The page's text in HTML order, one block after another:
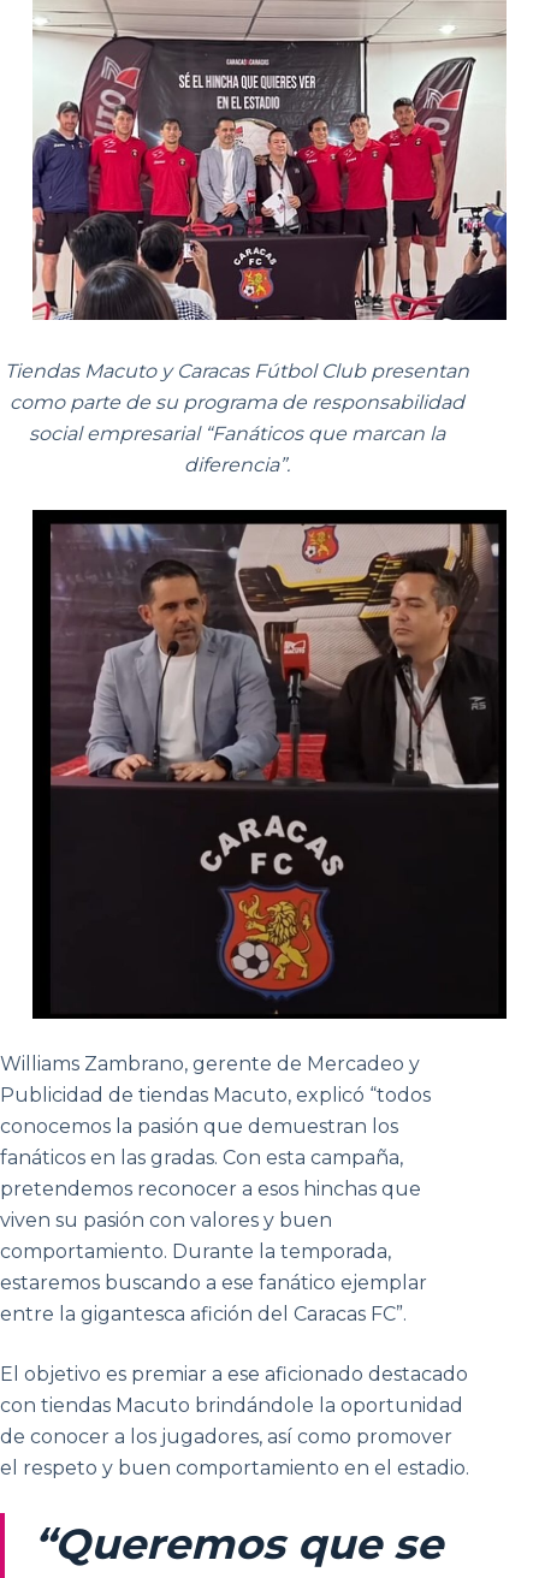
Tiendas Macuto y Caracas Fútbol Club presentan
como parte de su programa de responsabilidad
social empresarial “Fanáticos que marcan la
diferencia”.
Williams Zambrano, gerente de Mercadeo y
Publicidad de tiendas Macuto, explicó “todos
conocemos la pasión que demuestran los
fanáticos en las gradas. Con esta campaña,
pretendemos reconocer a esos hinchas que
viven su pasión con valores y buen
comportamiento. Durante la temporada,
estaremos buscando a ese fanático ejemplar
entre la gigantesca afición del Caracas FC”.
El objetivo es premiar a ese aficionado destacado
con tiendas Macuto brindándole la oportunidad
de conocer a los jugadores, así como promover
el respeto y buen comportamiento en el estadio.
“Queremos que se